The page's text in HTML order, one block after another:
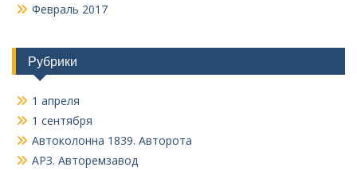
Февраль 2017
Рубрики
1 апреля
1 сентября
Автоколонна 1839. Авторота
АРЗ. Авторемзавод